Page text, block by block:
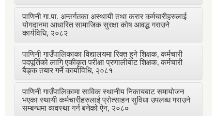
पाणिनी गा.पा. अन्तर्गतका अस्थायी तथा करार कर्मचारीहरुलाई
योगदानमा आधारित सामाजिक सुरक्षा कोष आवद्ध गराउने
कार्यविधि, २०८२
पाणिनी गाउँपालिकाका विद्यालयमा रिक्त हुने शिक्षक, कर्मचारी
पदपूर्तिको लागि एकीकृत परीक्षा प्रणालीबाट शिक्षक, कर्मचारी
बैङ्क तयार गर्ने कार्याविधि, २०८१
पाणिनी गाउँपालिकामा साविक स्थानीय निकायबाट समायोजन
भएका स्थायी कर्मचारीहरुलाई प्रोत्साहन सुविधा उपलब्ध गराउने
सम्बन्धमा व्यवस्था गर्न बनेको ऐन, २०८०